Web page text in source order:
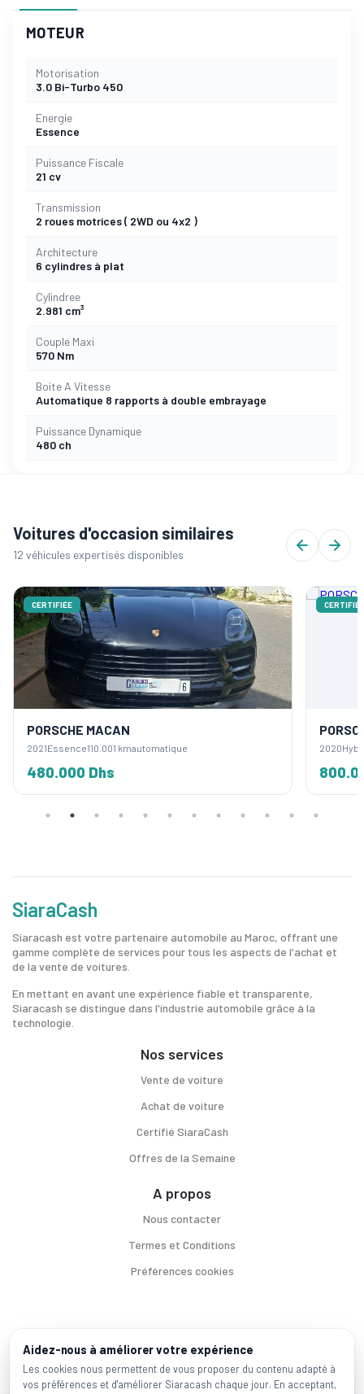
MOTEUR
Motorisation
3.0 Bi-Turbo 450
Energie
Essence
Puissance Fiscale
21 cv
Transmission
2 roues motrices ( 2WD ou 4x2 )
Architecture
6 cylindres à plat
Cylindree
2.981 cm³
Couple Maxi
570 Nm
Boite A Vitesse
Automatique 8 rapports à double embrayage
Puissance Dynamique
480 ch
Voitures d'occasion similaires
12 véhicules expertisés disponibles
CERTIFIÉE
PORSCHE MACAN
2021Essence110.001 kmautomatique
480.000 Dhs
CERTIFIÉE
2020
SiaraCash
Siaracash est votre partenaire automobile au Maroc, offrant une
gamme complète de services pour tous les aspects de l'achat et
de la vente de voitures.
En mettant en avant une expérience fiable et transparente,
Siaracash se distingue dans l'industrie automobile grâce à la
technologie.
Nos services
Vente de voiture
Achat de voiture
Certifié SiaraCash
Offres de la Semaine
A propos
Nous contacter
Termes et Conditions
Préférences cookies
Voitures par ville
Casablanca | | Mohammadia |Salé | |
Marques populaires
Aidez-nous à améliorer votre expérience
Les cookies nous permettent de vous proposer du contenu adapté à
vos préférences et d'améliorer Siaracash chaque jour. En acceptant,